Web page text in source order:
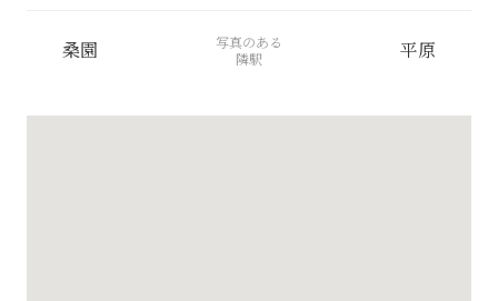
桑園
写真のある
隣駅
平原